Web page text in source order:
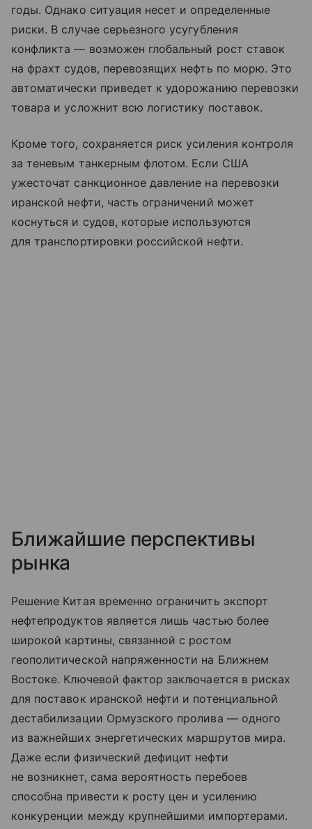
годы. Однако ситуация несет и определенные
риски. В случае серьезного усугубления
конфликта — возможен глобальный рост ставок
на фрахт судов, перевозящих нефть по морю. Это
автоматически приведет к удорожанию перевозки
товара и усложнит всю логистику поставок.
Кроме того, сохраняется риск усиления контроля
за теневым танкерным флотом. Если США
ужесточат санкционное давление на перевозки
иранской нефти, часть ограничений может
коснуться и судов, которые используются
для транспортировки российской нефти.
Ближайшие перспективы
рынка
Решение Китая временно ограничить экспорт
нефтепродуктов является лишь частью более
широкой картины, связанной с ростом
геополитической напряженности на Ближнем
Востоке. Ключевой фактор заключается в рисках
для поставок иранской нефти и потенциальной
дестабилизации Ормузского пролива — одного
из важнейших энергетических маршрутов мира.
Даже если физический дефицит нефти
не возникнет, сама вероятность перебоев
способна привести к росту цен и усилению
конкуренции между крупнейшими импортерами.